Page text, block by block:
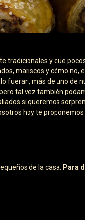
tradicionales y que
mariscos y cómo no,
fueran, más de uno de
tal vez también
si queremos
hoy te
de la casa.
Para